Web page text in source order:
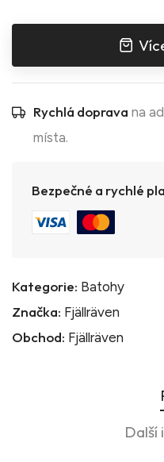
Rychlá doprava na
místa.
Bezpečné a rychlé
Kategorie: Batohy
Značka: Fjällräven
Obchod: Fjällräven
Další